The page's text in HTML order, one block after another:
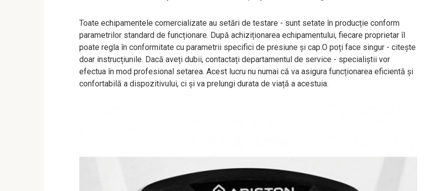
Toate echipamentele comercializate au setări de testare - sunt setate în producție conform
parametrilor standard de funcționare. După achiziționarea echipamentului, fiecare proprietar îl
poate regla în conformitate cu parametrii specifici de presiune și cap.O poți face singur - citește
doar instrucțiunile. Dacă aveți dubii, contactați departamentul de service - specialiștii vor
efectua în mod profesional setarea. Acest lucru nu numai că va asigura funcționarea eficientă și
confortabilă a dispozitivului, ci și va prelungi durata de viață a acestuia.